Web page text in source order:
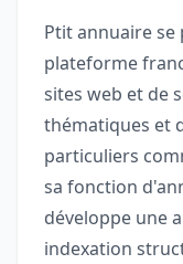
Ptit annuaire
plateforme
sites web et de
thématiques et
particuliers
sa fonction
développe une
indexation